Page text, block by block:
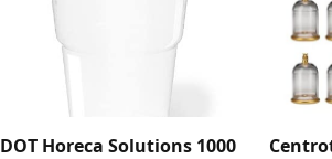
DOT Horeca Solutions 1000